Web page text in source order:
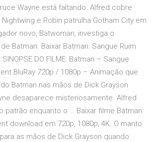
Wayne está faltando. Alfred cobre
e Robin patrulha Gotham City em
novo, Batwoman, investiga o
Batman. Baixar Batman: Sangue Ruim
DO FILME: Batman – Sangue
BluRay 720p / 1080p – Animação que
Batman nas mãos de Dick Grayson
desaparece misteriosamente. Alfred
patrão enquanto o … Baixar filme Batman:
download em 720p, 1080p, 4K. O manto
as mãos de Dick Grayson quando